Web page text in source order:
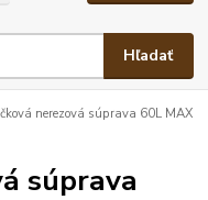
Hľadať
nerezová súprava 60L MAX
súprava